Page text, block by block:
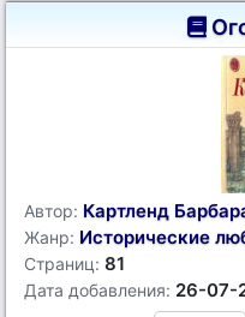
Автор: Картленд
Жанр: Исторические
Страниц: 81
Дата добавления: 26-07-